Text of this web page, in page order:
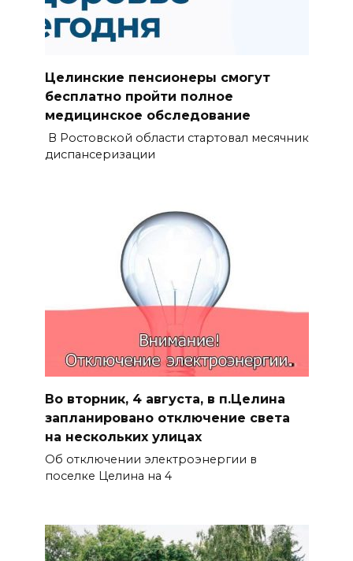
Целинские пенсионеры смогут
бесплатно пройти полное
медицинское обследование
В Ростовской области стартовал месячник
диспансеризации
Во вторник, 4 августа, в п.Целина
запланировано отключение света
на нескольких улицах
Об отключении электроэнергии в
поселке Целина на 4